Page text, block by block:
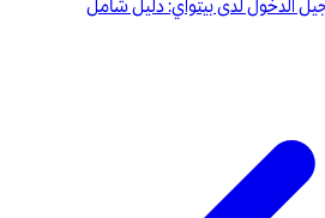
الدخول لدى بيتواي: دليل شامل